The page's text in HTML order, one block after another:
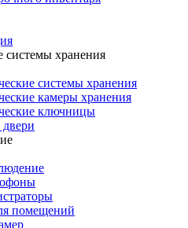
системы хранения
системы хранения
камеры хранения
ключницы
помещений